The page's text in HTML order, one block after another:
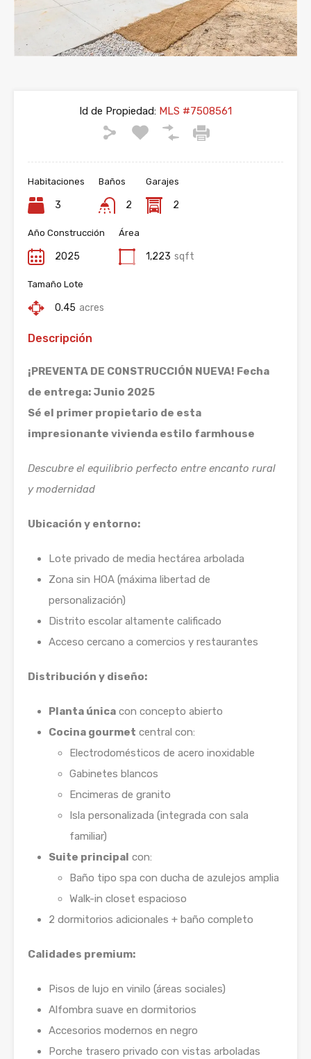
Id de Propiedad: MLS #7508561
Habitaciones
3
Baños
2
Garajes
2
Año Construcción
2025
Área
1,223 sqft
Tamaño Lote
0.45 acres
Descripción
¡PREVENTA DE CONSTRUCCIÓN NUEVA! Fecha
de entrega: Junio 2025
Sé el primer propietario de esta
impresionante vivienda estilo farmhouse
Descubre el equilibrio perfecto entre encanto rural
y modernidad
Ubicación y entorno:
Lote privado de media hectárea arbolada
Zona sin HOA (máxima libertad de
personalización)
Distrito escolar altamente calificado
Acceso cercano a comercios y restaurantes
Distribución y diseño:
Planta única con concepto abierto
Cocina gourmet central con:
Electrodomésticos de acero inoxidable
Gabinetes blancos
Encimeras de granito
Isla personalizada (integrada con sala
familiar)
Suite principal con:
Baño tipo spa con ducha de azulejos amplia
Walk-in closet espacioso
2 dormitorios adicionales + baño completo
Calidades premium:
Pisos de lujo en vinilo (áreas sociales)
Alfombra suave en dormitorios
Accesorios modernos en negro
Porche trasero privado con vistas arboladas